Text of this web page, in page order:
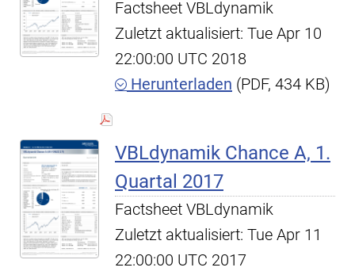
Factsheet VBLdynamik
Zuletzt aktualisiert: Tue Apr 10
22:00:00 UTC 2018
Herunterladen (PDF, 434 KB)
VBLdynamik Chance A, 1.
Quartal 2017
Factsheet VBLdynamik
Zuletzt aktualisiert: Tue Apr 11
22:00:00 UTC 2017